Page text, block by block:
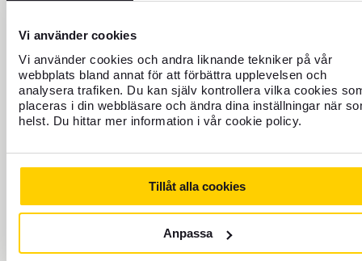
Vi använder cookies
Vi använder cookies och andra liknande tekniker på vår
webbplats bland annat för att förbättra upplevelsen och
analysera trafiken. Du kan själv kontrollera vilka cookies
placeras i din webbläsare och ändra dina inställningar när
helst. Du hittar mer information i vår cookie policy.
Tillåt alla cookies
Anpassa
+46 771 22 22 21
Customer service weekdays 8 a.m. to 5 p.m.
It is also possible to email us at info@forex.se, keep in mind
that some matters such as questions about booking flights
and travel experiences you need to take to our partners. In
phone due to security. You can find more information on our
FAQ page.